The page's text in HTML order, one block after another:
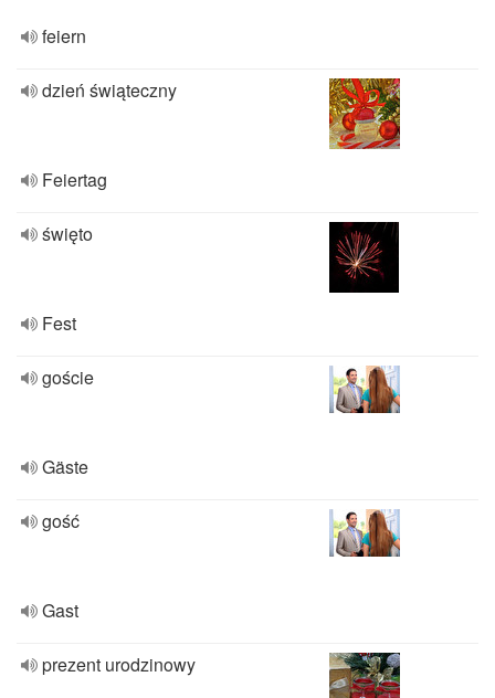
feiern
dzień świąteczny
Feiertag
święto
Fest
goście
Gäste
gość
Gast
prezent urodzinowy